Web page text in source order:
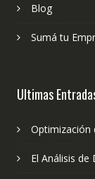
Blog
Sumá tu
Ultimas
Optimización
El Análisis